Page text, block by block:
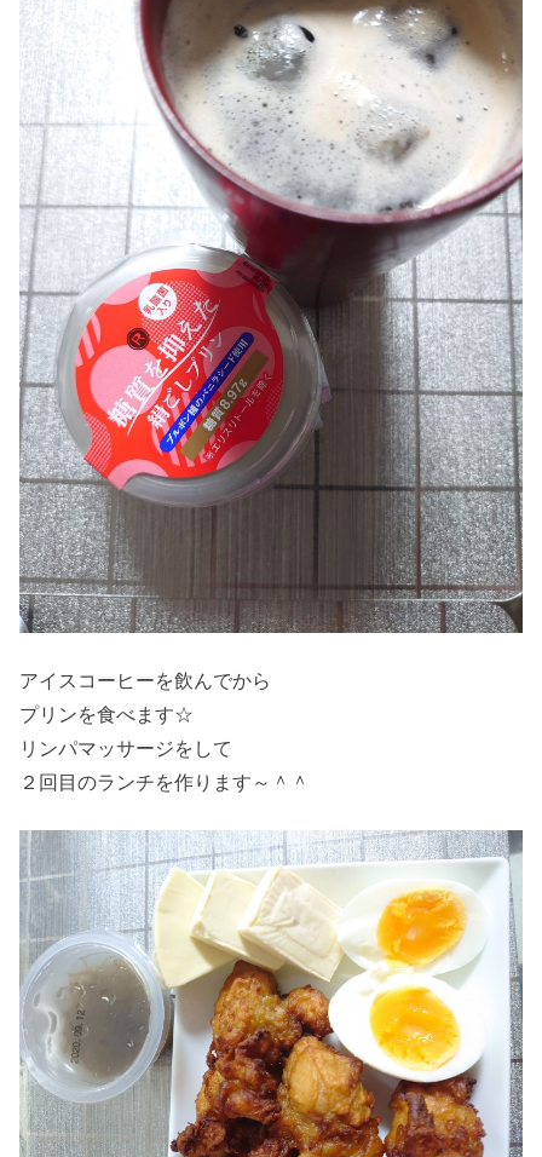
アイスコーヒーを飲んでから
プリンを食べます☆
リンパマッサージをして
２回目のランチを作ります～＾＾